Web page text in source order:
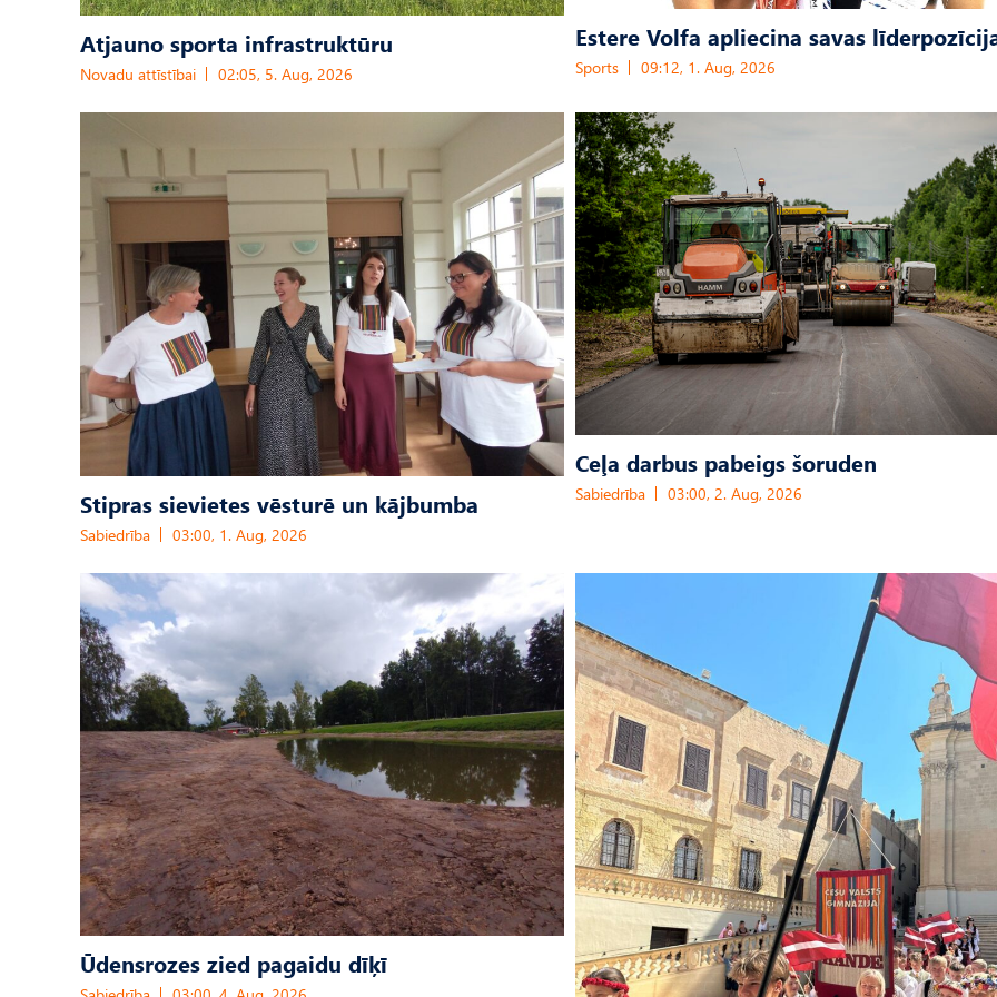
Atjauno sporta infrastruktūru
Novadu attīstībai 02:05, 5. Aug, 2026
Estere Volfa apliecina savas
Sports 09:12, 1. Aug, 2026
Stipras sievietes vēsturē un kājbumba
Sabiedrība 03:00, 1. Aug, 2026
Ceļa darbus pabeigs šoruden
Sabiedrība 03:00, 2. Aug, 2026
Ūdensrozes zied pagaidu dīķī